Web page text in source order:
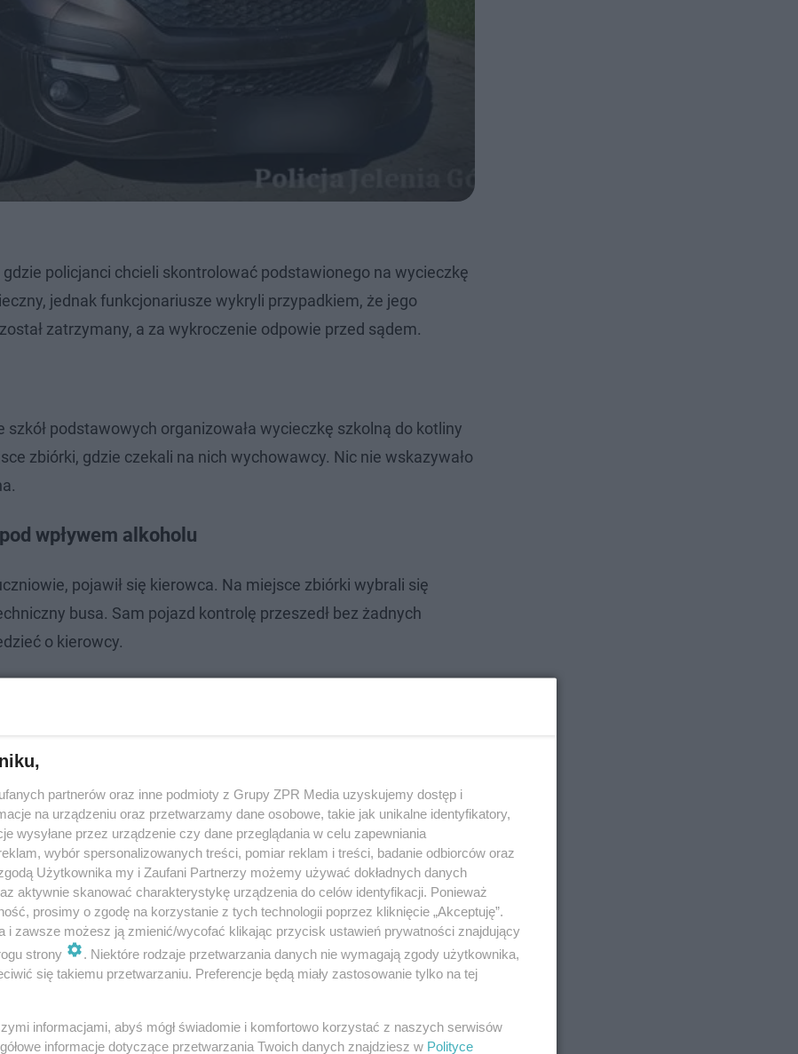
policjanci chcieli skontrolować podstawionego na wycieczkę
jednak funkcjonariusze wykryli przypadkiem, że jego
zatrzymany, a za wykroczenie odpowie przed sądem.
szkół podstawowych organizowała wycieczkę szkolną do kotliny
zbiórki, gdzie czekali na nich wychowawcy. Nic nie wskazywało
wpływem alkoholu
pojawił się kierowca. Na miejsce zbiórki wybrali się
busa. Sam pojazd kontrolę przeszedł bez żadnych
o kierowcy.
rozpoczął pracę w stanie po użyciu alkoholu.
promila alkoholu w organizmie. Kierowca w takim stanie
kłodzkiej
partnerów oraz inne podmioty z Grupy ZPR Media uzyskujemy dostęp i
na urządzeniu oraz przetwarzamy dane osobowe, takie jak unikalne identyfikatory,
wysyłane przez urządzenie czy dane przeglądania w celu zapewniania
wybór spersonalizowanych treści, pomiar reklam i treści, badanie odbiorców oraz
Użytkownika my i Zaufani Partnerzy możemy używać dokładnych danych
aktywnie skanować charakterystykę urządzenia do celów identyfikacji. Ponieważ
prosimy o zgodę na korzystanie z tych technologii poprzez kliknięcie „Akceptuję”.
i zawsze możesz ją zmienić/wycofać klikając przycisk ustawień prywatności znajdujący
strony
. Niektóre rodzaje przetwarzania danych nie wymagają zgody użytkownika,
się takiemu przetwarzaniu. Preferencje będą miały zastosowanie tylko na tej
informacjami, abyś mógł świadomie i komfortowo korzystać z naszych serwisów
informacje dotyczące przetwarzania Twoich danych znajdziesz w Polityce